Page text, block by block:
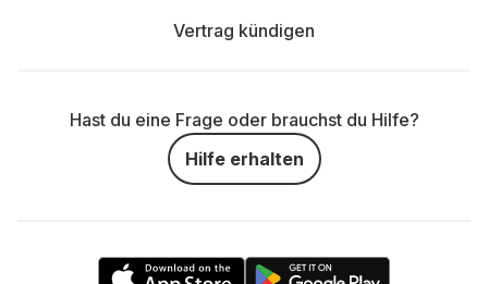
Vertrag kündigen
Hast du eine Frage oder brauchst du Hilfe?
Hilfe erhalten